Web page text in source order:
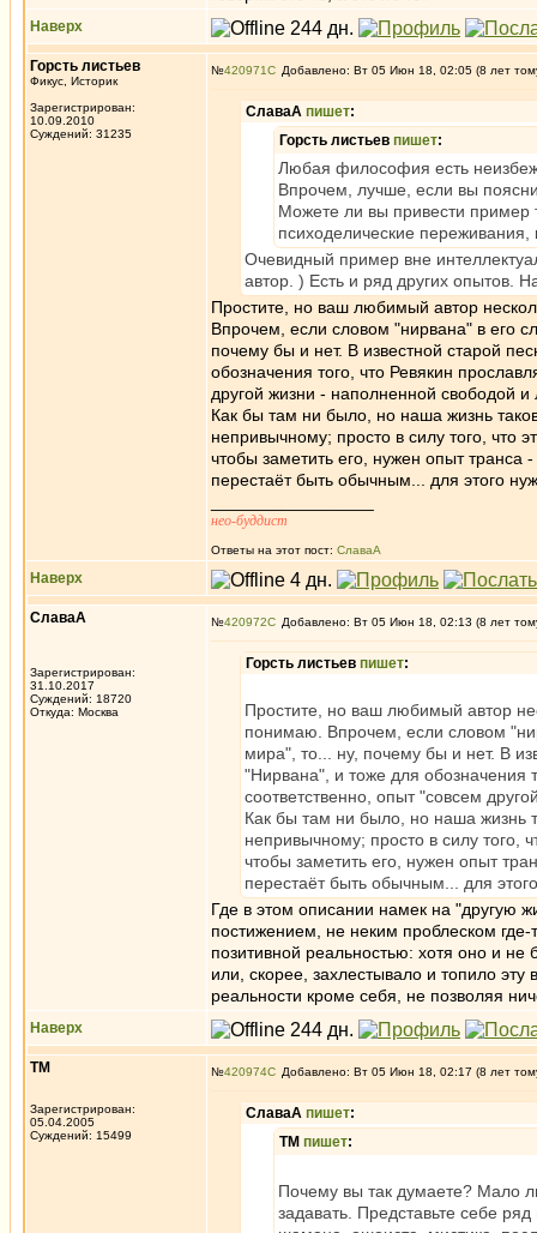
Наверх
Горсть листьев
Фикус, Историк
Зарегистрирован:
10.09.2010
Суждений: 31235
№420971 Добавлено: Вт 05 Июн 18, 02:05 (8 лет
СлаваА пишет:
Горсть листьев пишет:
Любая философия есть
Впрочем, лучше, если вы
Можете ли вы привести пример
психоделические
Очевидный пример вне
автор. ) Есть и ряд других опытов.
Простите, но ваш любимый автор
Впрочем, если словом "нирвана" в его
почему бы и нет. В известной старой
обозначения того, что Ревякин
другой жизни - наполненной свободой
Как бы там ни было, но наша жизнь
непривычному; просто в силу того, что
чтобы заметить его, нужен опыт транса
перестаёт быть обычным... для этого
нео-буддист
Ответы на этот пост: СлаваА
Наверх
СлаваА
Зарегистрирован:
31.10.2017
Суждений: 18720
Откуда: Москва
№420972 Добавлено: Вт 05 Июн 18, 02:13 (8 лет
Горсть листьев пишет:
Простите, но ваш любимый автор
понимаю. Впрочем, если словом
мира", то... ну, почему бы и нет. В
"Нирвана", и тоже для обозначения
соответственно, опыт "совсем
Как бы там ни было, но наша жизнь
непривычному; просто в силу того,
чтобы заметить его, нужен опыт
перестаёт быть обычным... для
Где в этом описании намек на
постижением, не неким проблеском
позитивной реальностью: хотя оно и
или, скорее, захлестывало и топило
реальности кроме себя, не позволяя
Наверх
ТМ
Зарегистрирован:
05.04.2005
Суждений: 15499
№420974 Добавлено: Вт 05 Июн 18, 02:17 (8 лет
СлаваА пишет:
ТМ пишет:
Почему вы так думаете? Мало
задавать. Представьте себе